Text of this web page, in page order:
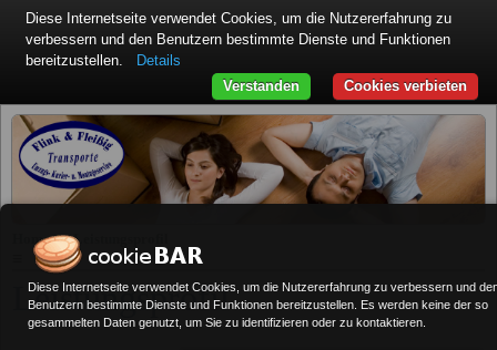
Home»Leistungsprofil
Leistungsprofil
Diese Internetseite verwendet Cookies, um die Nutzererfahrung zu verbessern und
Benutzern bestimmte Dienste und Funktionen bereitzustellen. Es werden keine der so
gesammelten Daten genutzt, um Sie zu identifizieren oder zu kontaktieren.
Diese Internetseite verwendet Cookies, um die Nutzererfahrung zu
verbessern und den Benutzern bestimmte Dienste und Funktionen
bereitzustellen.
Details
Cookies verbieten
Verstanden